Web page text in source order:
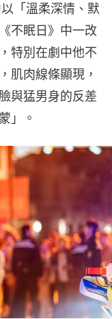
「溫柔深情、默
不眠日》中一改
特別在劇中他不
肌肉線條顯現，
與猛男身的反差
」。